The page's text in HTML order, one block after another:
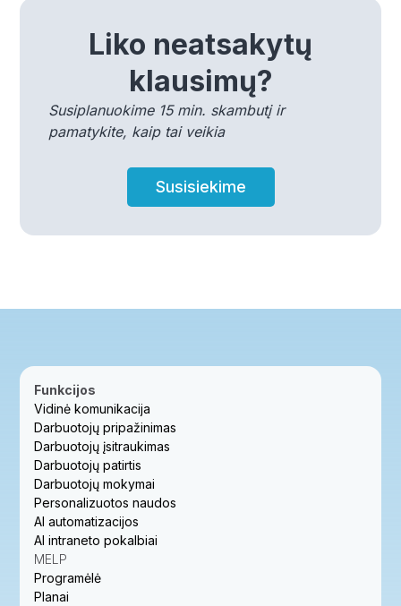
Liko neatsakytų
klausimų?
Susiplanuokime 15 min. skambutį ir
pamatykite, kaip tai veikia
Susisiekime
Funkcijos
Vidinė komunikacija
Darbuotojų pripažinimas
Darbuotojų įsitraukimas
Darbuotojų patirtis
Darbuotojų mokymai
Personalizuotos naudos
AI automatizacijos
AI intraneto pokalbiai
MELP
Programėlė
Planai